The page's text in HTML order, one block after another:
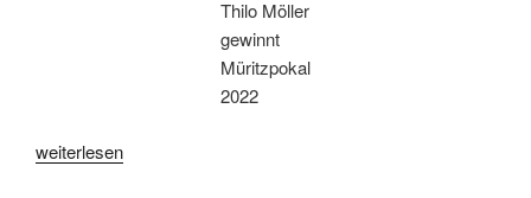
Thilo Möller
gewinnt
Müritzpokal
2022
„Müritzpokal 2022“
weiterlesen